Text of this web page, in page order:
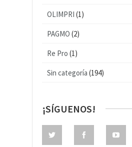
OLIMPRI (1)
PAGMO (2)
Re Pro (1)
Sin categoría (194)
¡SÍGUENOS!